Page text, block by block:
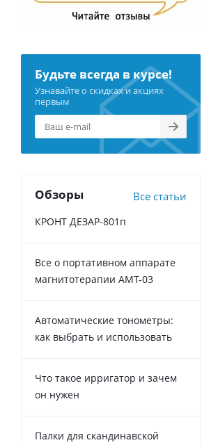
Будьте всегда в курсе!
Узнавайте о скидках и акциях
первым
Обзоры Все статьи
КРОНТ ДЕЗАР-801п
Все о портативном аппарате
магнитотерапии АМТ-03
Автоматические тонометры:
как выбрать и использовать
Что такое ирригатор и зачем
он нужен
Палки для скандинавской